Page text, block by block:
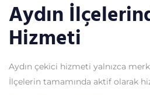
Aydın
Hizmeti
Aydın çekici hizmeti yalnızca
İlçelerin tamamında aktif olarak